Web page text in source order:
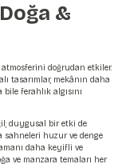
&
atmosferini doğrudan etkiler.
tasarımlar, mekânın daha
ferahlık algısını
duygusal bir etki de
sahneleri huzur ve denge
daha keyifli ve
ve manzara temaları her